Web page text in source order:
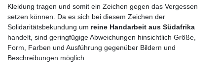
Kleidung tragen und somit ein Zeichen gegen das Vergessen
setzen können. Da es sich bei diesem Zeichen der
Solidaritätsbekundung um reine Handarbeit aus Südafrika
handelt, sind geringfügige Abweichungen hinsichtlich Größe,
Form, Farben und Ausführung gegenüber Bildern und
Beschreibungen möglich.